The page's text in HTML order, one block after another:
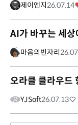
제이엔지26.07.14
AI가 바꾸는 세상
마음의빈자리
오라클 클라우드
YJSoft26.07.13